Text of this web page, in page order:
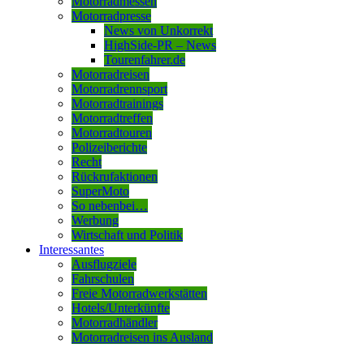
Motorradpresse
News von Unkorrekt
HighSide-PR – News
Tourenfahrer.de
Motorradreisen
Motorradrennsport
Motorradtrainings
Motorradtreffen
Motorradtouren
Polizeiberichte
Recht
Rückrufaktionen
SuperMoto
So nebenbei…
Werbung
Wirtschaft und Politik
Interessantes
Ausflugziele
Fahrschulen
Freie Motorradwerkstätten
Hotels/Unterkünfte
Motorradhändler
Motorradreisen ins Ausland